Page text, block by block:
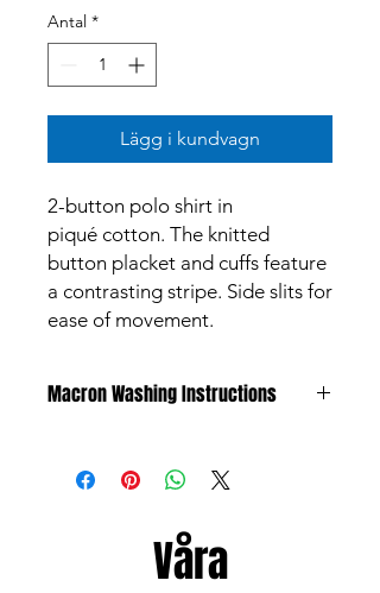
Antal *
Lägg i kundvagn
2-button polo shirt in
piqué cotton. The knitted
button placket and cuffs feature
a contrasting stripe. Side slits for
ease of movement.
Macron Washing Instructions
highest standards and are subject to
strict quality control
discolour due to substances such as
mud and grass, liniment or oil, and of
Våra